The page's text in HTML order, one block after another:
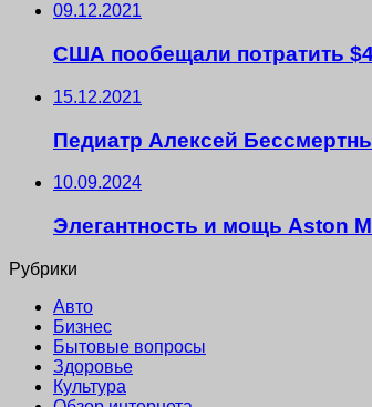
09.12.2021
США пообещали потратить
15.12.2021
Педиатр Алексей
10.09.2024
Элегантность и мощь Aston
Рубрики
Авто
Бизнес
Бытовые вопросы
Здоровье
Культура